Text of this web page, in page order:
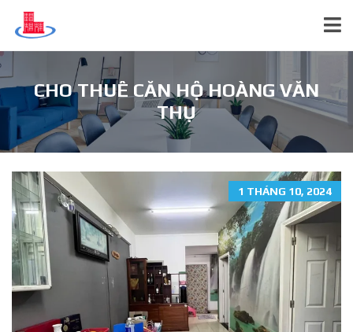
CHO THUÊ CĂN HỘ HOÀNG VĂN
THỤ
1 THÁNG 10, 2024